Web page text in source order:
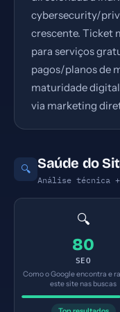
cybersecurity/
crescente. Ticket
para serviços
pagos/planos de
maturidade digital
via marketing
🔍 Saúde do
Análise técnica
🔍
80
SEO
Como o Google encontra e
este site nas buscas